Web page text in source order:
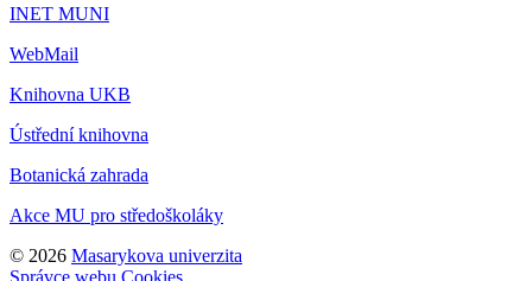
INET MUNI
WebMail
Knihovna UKB
Ústřední knihovna
Botanická zahrada
Akce MU pro středoškoláky
© 2026 Masarykova univerzita